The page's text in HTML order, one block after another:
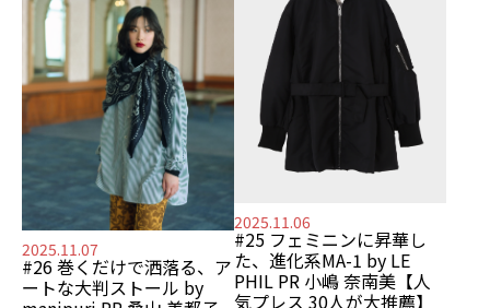
2025.11.07
#26 巻くだけで洒落る、ア
ートな大判ストール by
2025.11.06
#25 フェミニンに昇華し
た、進化系MA-1 by LE
PHIL PR 小嶋 奈南美 【⼈
気プレス 30⼈が⼤推薦】